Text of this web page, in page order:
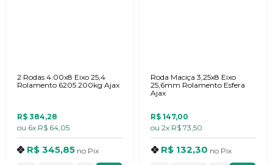
2 Rodas 4.00x8 Eixo 25,4
Rolamento 6205 200kg Ajax
R$ 384,28
ou 6x R$ 64,05
R$ 345,85 no Pix
Roda Maciça 3,25x8 Eixo
25,6mm Rolamento Esfera
Ajax
R$ 147,00
ou 2x R$ 73,50
R$ 132,30 no Pix